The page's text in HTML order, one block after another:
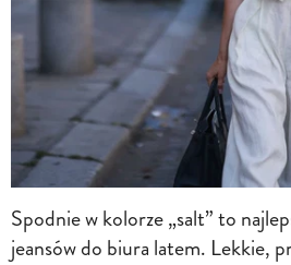
Spodnie w kolorze „salt” to
jeansów do biura latem. Lekkie,